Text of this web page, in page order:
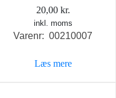
20,00 kr.
inkl. moms
Varenr: 00210007
Læs mere